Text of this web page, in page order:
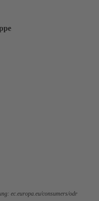
ec.europa.eu/consumers/odr